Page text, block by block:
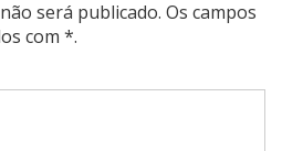
será publicado. Os campos
com *.